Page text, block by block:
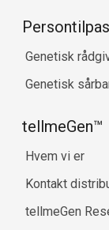
Genetisk
Genetisk
tellmeGen™
Hvem vi er
Kontakt
tellmeGen